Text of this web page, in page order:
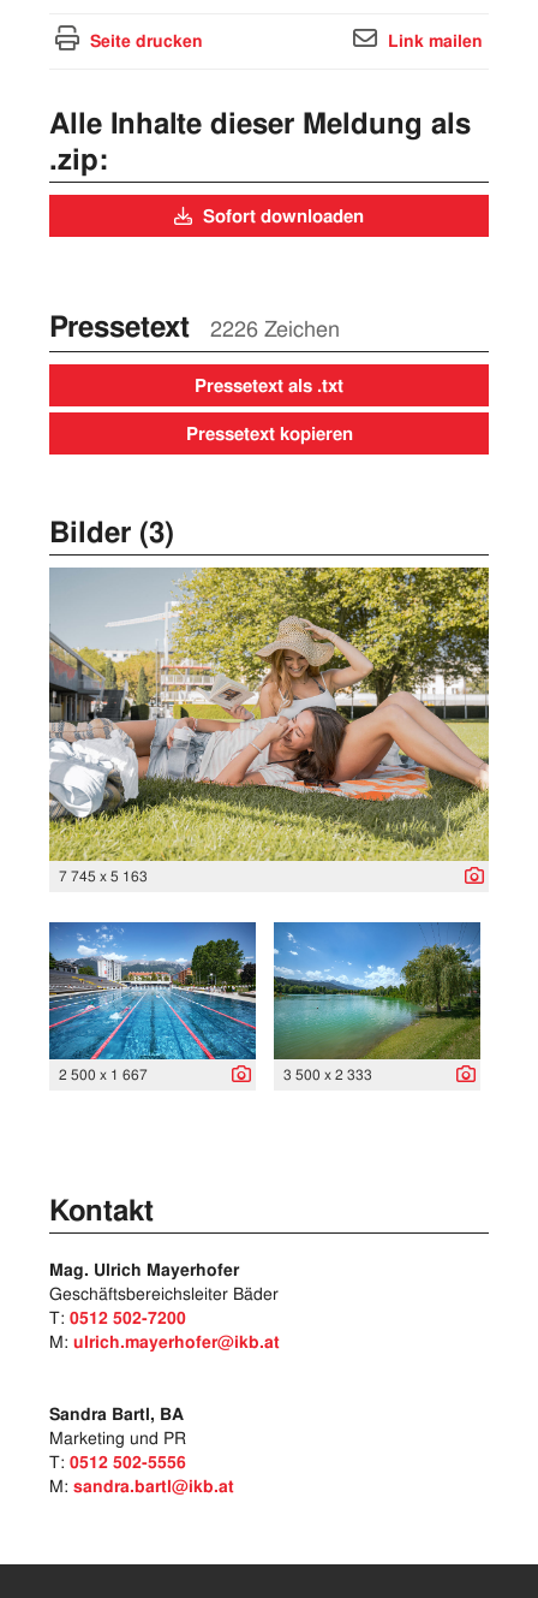
Seite drucken Link mailen
Alle Inhalte dieser Meldung als
.zip:
Sofort downloaden
Pressetext 2226 Zeichen
Pressetext als .txt
Pressetext kopieren
Bilder (3)
7 745 x 5 163
2 500 x 1 667 3 500 x 2 333
Kontakt
Mag. Ulrich Mayerhofer
Geschäftsbereichsleiter Bäder
T: 0512 502-7200
M: ulrich.mayerhofer@ikb.at
Sandra Bartl, BA
Marketing und PR
T: 0512 502-5556
M: sandra.bartl@ikb.at